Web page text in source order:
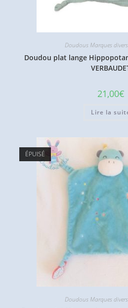
Doudous Marques
Doudou plat lange
21,00€
Lire la
ÉPUISÉ
Doudous Marques